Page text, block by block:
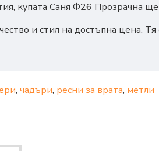
купата Саня Ф26 Прозрачна
и стил на достъпна цена.
, чадъри, ресни за врата, метли